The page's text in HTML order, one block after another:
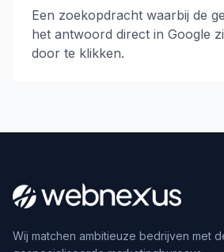
Een zoekopdracht waarbij de
het antwoord direct in Google
door te klikken.
Wij matchen ambitieuze bedrijven met